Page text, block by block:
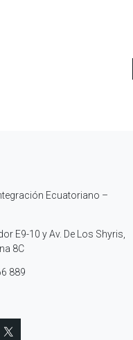
Ecuatoriano –
E9-10 y Av. De Los Shyris,
8C
889